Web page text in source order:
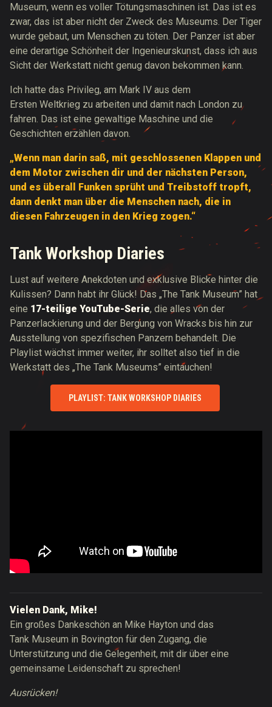
Museum, wenn es voller Tötungsmaschinen ist. Das ist es
zwar, das ist aber nicht der Zweck des Museums. Der Tiger
wurde gebaut, um Menschen zu töten. Der Panzer ist aber
eine derartige Schönheit der Ingenieurskunst, dass ich aus
Sicht der Werkstatt nicht genug davon bekommen kann.
Ich hatte das Privileg, am Mark IV aus dem
Ersten Weltkrieg zu arbeiten und damit nach London zu
fahren. Das ist eine gewaltige Maschine und die
Geschichten erzählen davon.
„Wenn man darin saß, mit geschlossenen Klappen und
dem Motor zwischen dir und der nächsten Person,
und es überall Funken sprüht und Treibstoff tropft,
dann denkt man über die Menschen nach, die in
diesen Fahrzeugen in den Krieg zogen.“
Tank Workshop Diaries
Lust auf weitere Anekdoten und exklusive Blicke hinter die
Kulissen? Dann habt ihr Glück! Das „The Tank Museum” hat
eine 17-teilige YouTube-Serie, die alles von der
Panzerlackierung und der Bergung von Wracks bis hin zur
Ausstellung von spezifischen Panzern behandelt. Die
Playlist wächst immer weiter, ihr solltet also tief in die
Werkstatt des „The Tank Museums” eintauchen!
PLAYLIST: TANK WORKSHOP DIARIES
Vielen Dank, Mike!
Ein großes Dankeschön an Mike Hayton und das
Tank Museum in Bovington für den Zugang, die
Unterstützung und die Gelegenheit, mit dir über eine
gemeinsame Leidenschaft zu sprechen!
Ausrücken!